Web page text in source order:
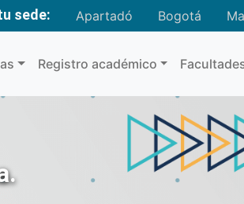
sede: Apartadó Bogotá
Registro académico